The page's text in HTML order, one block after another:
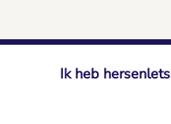
Ik heb